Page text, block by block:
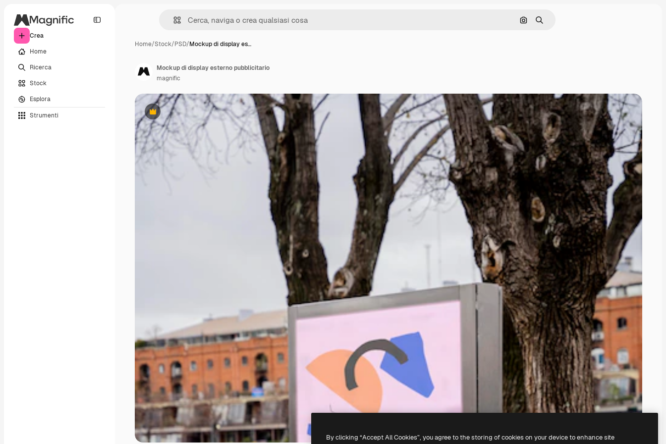
Crea
Home
Ricerca
Stock
Esplora
Strumenti
Cerca per immagine
Ricerca
Home/Stock/PSD/Mockup di display es…
Premium
Mockup di display esterno pubblicitario
magnific
By clicking “Accept All Cookies”, you agree to the storing of cookies on your device to enhance site